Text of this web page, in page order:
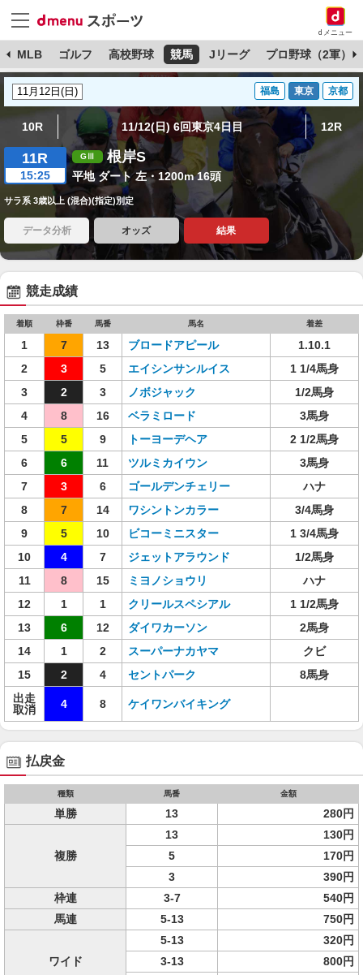
dメニュー
MLB ゴルフ 高校野球 競馬 Jリーグ プロ野球（2軍）
福島 東京 京都
10R 11/12(日) 6回東京4日目 12R
11R
15:25
根岸S
平地 ダート 左・1200m 16頭
サラ系 3歳以上 (混合)(指定)別定
データ分析 オッズ 結果
競走成績
着順 枠番 馬番 馬名 着差
1 7 13 ブロードアピール
1.10.1
2
3 5 エイシンサンルイス
1 1/4馬身
3
2 3 ノボジャック
1/2馬身
4
8 16 ベラミロード
3馬身
5
5 9 トーヨーデヘア
2 1/2馬身
6
6 11 ツルミカイウン
3馬身
7
3 6 ゴールデンチェリー
ハナ
8
7 14 ワシントンカラー
3/4馬身
9
5 10 ビコーミニスター
1 3/4馬身
10
4 7 ジェットアラウンド
1/2馬身
11
8 15 ミヨノショウリ
ハナ
12
1 1 クリールスペシアル
1 1/2馬身
13
6 12 ダイワカーソン
2馬身
14
1 2 スーパーナカヤマ
クビ
15
2 4 セントパーク
8馬身
出走
取消
4 8 ケイワンバイキング
払戻金
種類 馬番 金額
単勝 13 280円
複勝
13
130円
5
170円
3
390円
枠連
3-7
540円
馬連
5-13 750円
ワイド
5-13
320円
3-13
800円